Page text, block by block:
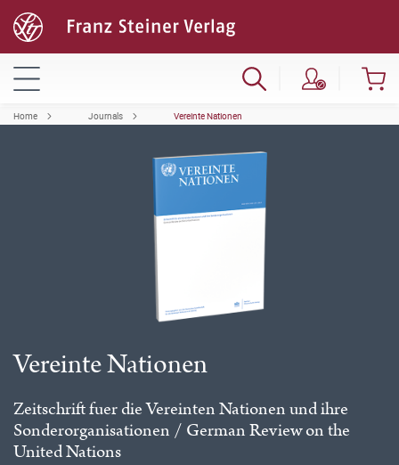
Home Journals Vereinte Nationen
Vereinte Nationen
Zeitschrift fuer die Vereinten Nationen und ihre
Sonderorganisationen / German Review on the
United Nations